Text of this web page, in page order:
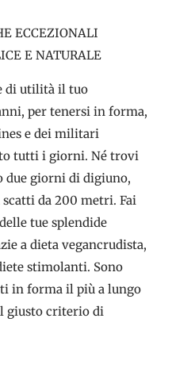
ECCEZIONALI
E NATURALE
di utilità il tuo
per tenersi in forma,
e dei militari
tutti i giorni. Né trovi
due giorni di digiuno,
da 200 metri. Fai
tue splendide
a dieta vegancrudista,
stimolanti. Sono
in forma il più a lungo
giusto criterio di